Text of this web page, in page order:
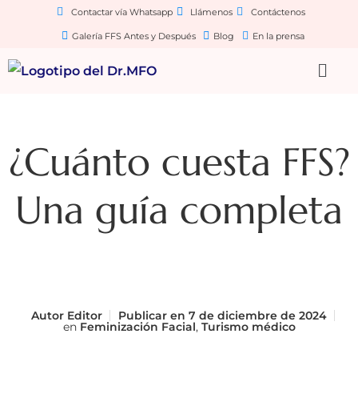
Contactar vía Whatsapp Llámenos Contáctenos
Galería FFS Antes y Después Blog En la prensa
¿Cuánto cuesta FFS?
Una guía completa
Autor Editor Publicar en 7 de diciembre de 2024
en Feminización Facial, Turismo médico